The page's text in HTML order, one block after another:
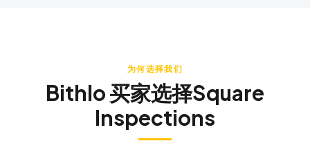
为何选择我们
Bithlo买家选择Square
Inspections